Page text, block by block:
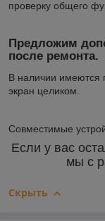
проверку общего
Предложим
после ремонта.
В наличии имеются
экран целиком.
Совместимые
Если у вас
мы с
Скрыть